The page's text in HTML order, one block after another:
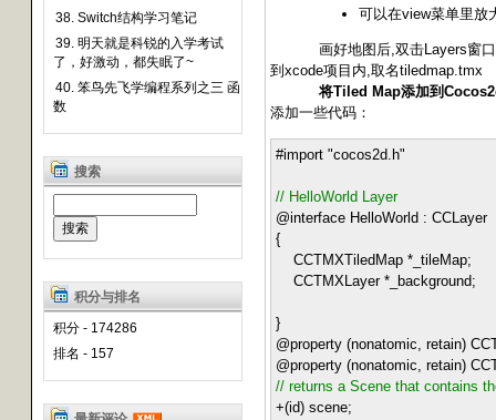
38. Switch结构学习笔记
39. 明天就是科锐的入学考试
了，好激动，都失眠了~
40. 笨鸟先飞学编程系列之三 函
数
搜索
积分与排名
积分 - 174286
排名 - 157
可以在view菜单里放
画好地图后,双击Layers窗口里
到xcode项目内,取名tiledmap.tmx
将Tiled Map添加到
添加一些代码：
#import "cocos2d.h"
// HelloWorld Layer
@interface HelloWorld : CCLayer
{
CCTMXTiledMap * _tileMap;
CCTMXLayer * _background;
}
@property (nonatomic, retain)
@property (nonatomic, retain)
// returns a Scene that contains
+(id) scene;